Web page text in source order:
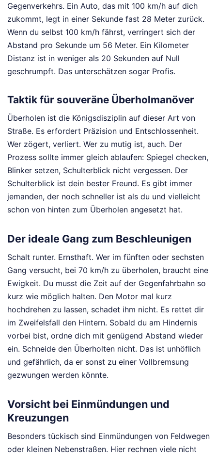
Gegenverkehrs. Ein Auto, das mit 100 km/h auf dich
zukommt, legt in einer Sekunde fast 28 Meter zurück.
Wenn du selbst 100 km/h fährst, verringert sich der
Abstand pro Sekunde um 56 Meter. Ein Kilometer
Distanz ist in weniger als 20 Sekunden auf Null
geschrumpft. Das unterschätzen sogar Profis.
Taktik für souveräne Überholmanöver
Überholen ist die Königsdisziplin auf dieser Art von
Straße. Es erfordert Präzision und Entschlossenheit.
Wer zögert, verliert. Wer zu mutig ist, auch. Der
Prozess sollte immer gleich ablaufen: Spiegel checken,
Blinker setzen, Schulterblick nicht vergessen. Der
Schulterblick ist dein bester Freund. Es gibt immer
jemanden, der noch schneller ist als du und vielleicht
schon von hinten zum Überholen angesetzt hat.
Der ideale Gang zum Beschleunigen
Schalt runter. Ernsthaft. Wer im fünften oder sechsten
Gang versucht, bei 70 km/h zu überholen, braucht eine
Ewigkeit. Du musst die Zeit auf der Gegenfahrbahn so
kurz wie möglich halten. Den Motor mal kurz
hochdrehen zu lassen, schadet ihm nicht. Es rettet dir
im Zweifelsfall den Hintern. Sobald du am Hindernis
vorbei bist, ordne dich mit genügend Abstand wieder
ein. Schneide den Überholten nicht. Das ist unhöflich
und gefährlich, da er sonst zu einer Vollbremsung
gezwungen werden könnte.
Vorsicht bei Einmündungen und
Kreuzungen
Besonders tückisch sind Einmündungen von Feldwegen
oder kleinen Nebenstraßen. Hier rechnen viele nicht